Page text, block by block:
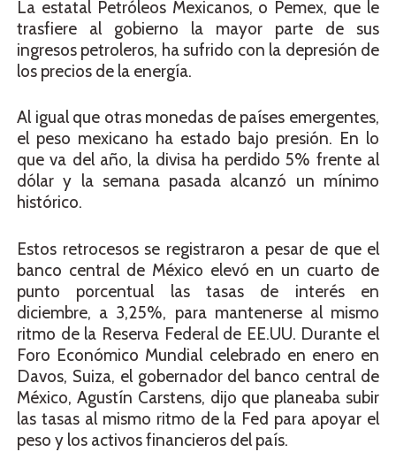
La estatal Petróleos Mexicanos, o Pemex, que le
trasfiere al gobierno la mayor parte de sus
ingresos petroleros, ha sufrido con la depresión de
los precios de la energía.
Al igual que otras monedas de países emergentes,
el peso mexicano ha estado bajo presión. En lo
que va del año, la divisa ha perdido 5% frente al
dólar y la semana pasada alcanzó un mínimo
histórico.
Estos retrocesos se registraron a pesar de que el
banco central de México elevó en un cuarto de
punto porcentual las tasas de interés en
diciembre, a 3,25%, para mantenerse al mismo
ritmo de la Reserva Federal de EE.UU. Durante el
Foro Económico Mundial celebrado en enero en
Davos, Suiza, el gobernador del banco central de
México, Agustín Carstens, dijo que planeaba subir
las tasas al mismo ritmo de la Fed para apoyar el
peso y los activos financieros del país.